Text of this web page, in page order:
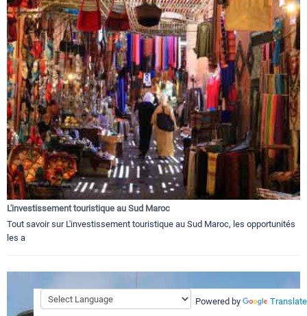
L'investissement touristique au Sud Maroc
Tout savoir sur L'investissement touristique au Sud Maroc, les opportunités
les a
Powered by Translate